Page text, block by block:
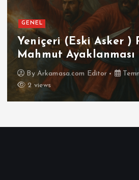
GENEL SPOR
Futbolun Zirvesinde
İspanya
ByArkamasa.com Editor
3 views